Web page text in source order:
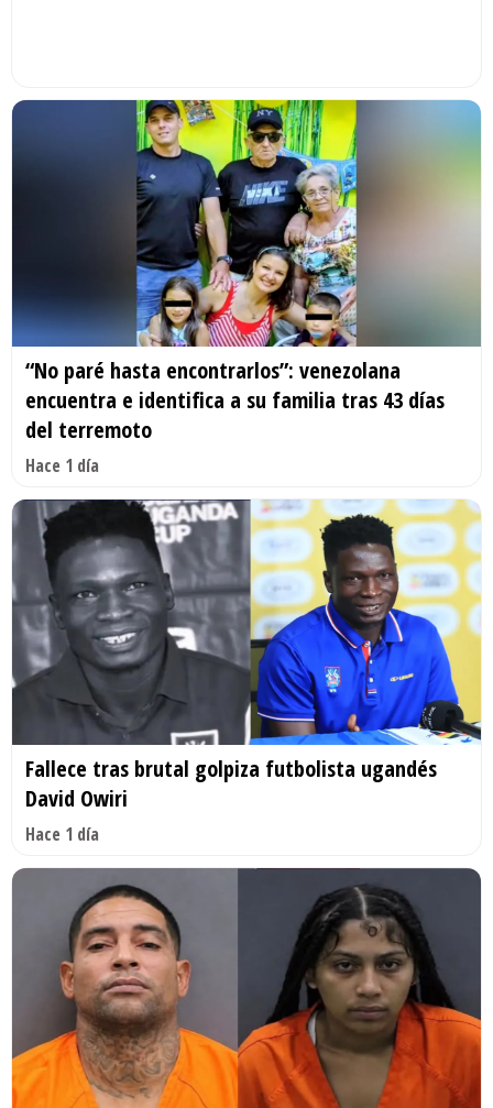
“No paré hasta encontrarlos”: venezolana
encuentra e identifica a su familia tras 43 días
del terremoto
Hace 1 día
Fallece tras brutal golpiza futbolista ugandés
David Owiri
Hace 1 día